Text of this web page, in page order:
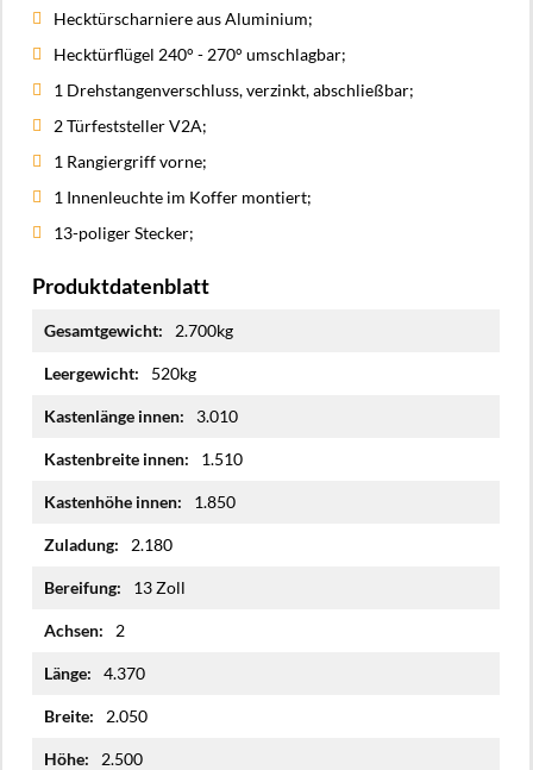
Hecktürscharniere aus Aluminium;
Hecktürflügel 240° - 270° umschlagbar;
1 Drehstangenverschluss, verzinkt, abschließbar;
2 Türfeststeller V2A;
1 Rangiergriff vorne;
1 Innenleuchte im Koffer montiert;
13-poliger Stecker;
Produktdatenblatt
Informationen
2.700kg
520kg
3.010
1.510
1.850
2.180
13 Zoll
2
4.370
2.050
2.500